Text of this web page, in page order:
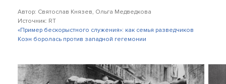
Автор: Святослав Князев, Ольга Медведкова
Источник: RT
«Пример бескорыстного служения»: как семья разведчиков
Коэн боролась против западной гегемонии